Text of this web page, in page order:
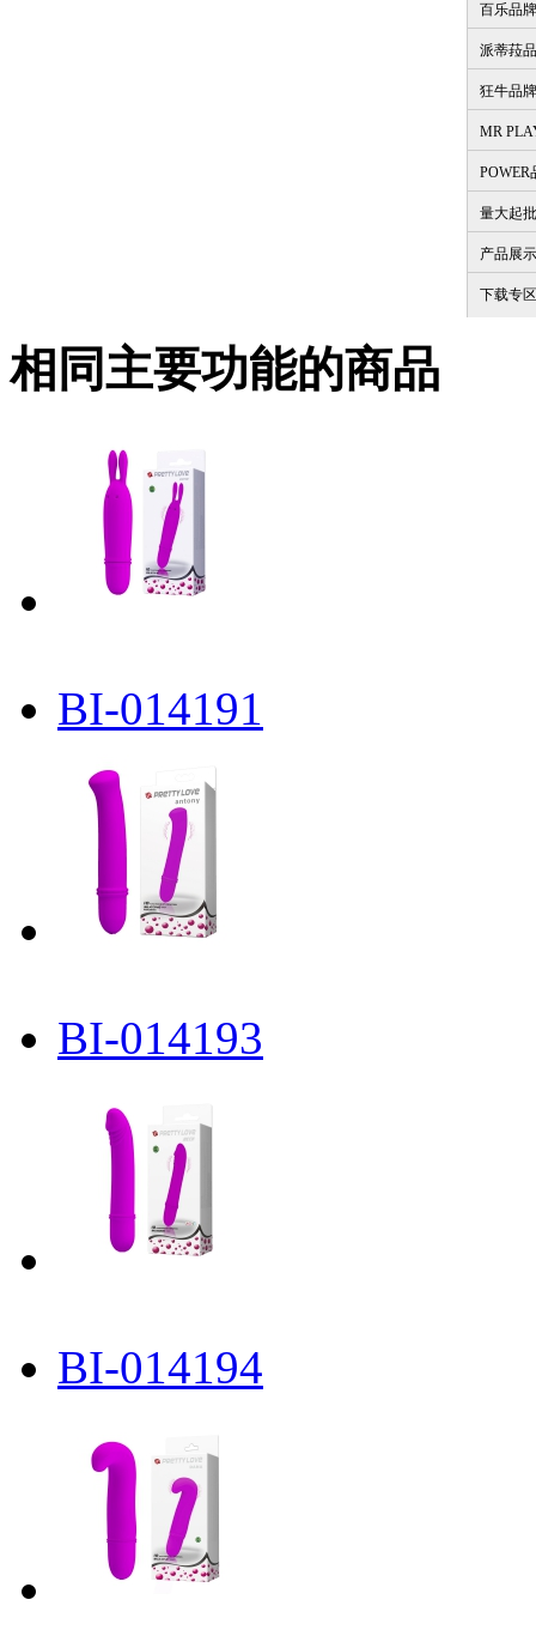
百乐品牌
派蒂菈
狂牛品牌
MR
POWER
量大起批
产品展
下载专区
相同主要功能的商品
BI-014191
BI-014193
BI-014194